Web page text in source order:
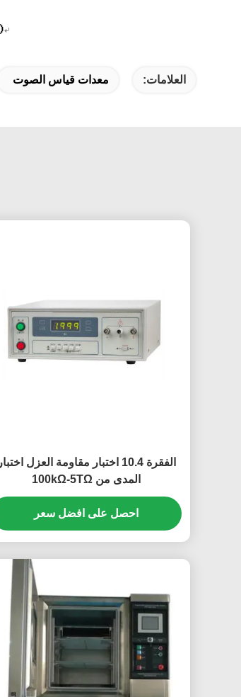
العلامات: معدات قياس الصوت
الفقرة 10.4 اختبار مقاومة العزل اختبار
المدى من 100kΩ-5TΩ
احصل على افضل سعر